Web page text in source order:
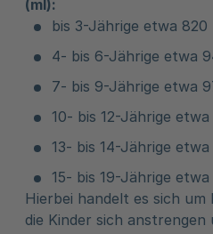
(ml):
bis 3-Jährige etwa 820
4- bis 6-Jährige etwa
7- bis 9-Jährige etwa
10- bis 12-Jährige etwa
13- bis 14-Jährige etwa
15- bis 19-Jährige etwa
Hierbei handelt es sich
die Kinder sich